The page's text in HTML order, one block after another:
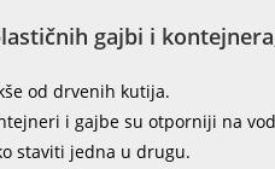
gajbi i
od drvenih kutija.
i gajbe su otporniji na
staviti jedna u drugu.